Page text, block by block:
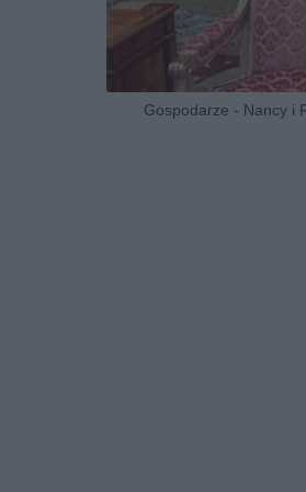
Gospodarze - Nancy i